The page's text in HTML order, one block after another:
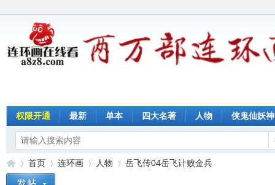
权限开通 最新 单本 四大名著 人物 侠鬼仙妖神
首页 连环画 人物 岳飞传04岳飞计败金兵